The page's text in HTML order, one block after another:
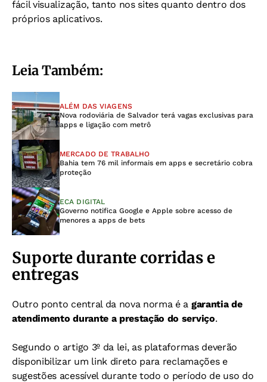
fácil visualização, tanto nos sites quanto dentro dos
próprios aplicativos.
Leia Também:
ALÉM DAS VIAGENS
Nova rodoviária de Salvador terá vagas exclusivas para
apps e ligação com metrô
MERCADO DE TRABALHO
Bahia tem 76 mil informais em apps e secretário cobra
proteção
ECA DIGITAL
Governo notifica Google e Apple sobre acesso de
menores a apps de bets
Suporte durante corridas e
entregas
Outro ponto central da nova norma é a garantia de
atendimento durante a prestação do serviço.
Segundo o artigo 3º da lei, as plataformas deverão
disponibilizar um link direto para reclamações e
sugestões acessível durante todo o período de uso do